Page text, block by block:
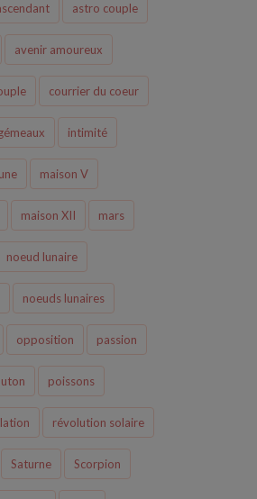
astro couple
avenir amoureux
courrier du coeur
intimité
maison V
maison XII mars
noeud lunaire
noeuds lunaires
opposition passion
poissons
révolution solaire
Saturne Scorpion